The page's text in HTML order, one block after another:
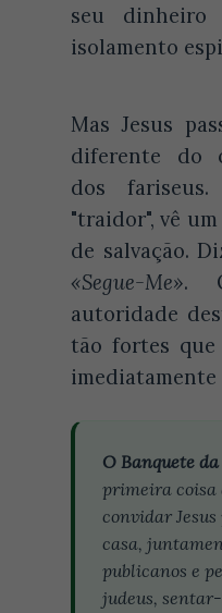
seu
isolamento
Mas Jesus
diferente do
dos
"traidor", vê
de salvação.
«Segue-Me».
autoridade
tão fortes
imediatamente
O Banquete
primeira coisa
convidar
casa,
publicanos e
judeus,